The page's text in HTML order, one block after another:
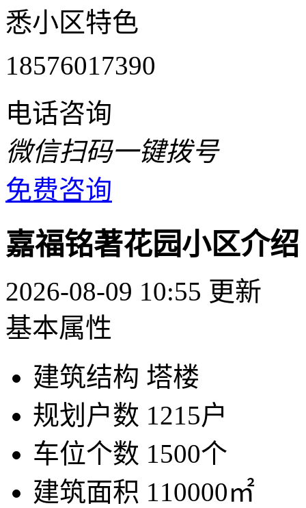
悉小区特色
18576017390
电话咨询
微信扫码一键拨号
免费咨询
嘉福铭著花园小区介绍
2026-08-09 10:55 更新
基本属性
建筑结构 塔楼
规划户数 1215户
车位个数 1500个
建筑面积 110000㎡